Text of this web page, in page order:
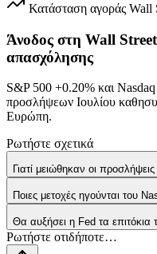
Κατάσταση αγοράς Wall
Άνοδος στη Wall
απασχόλησης
S&P 500 +0.20% και Nasdaq
προσλήψεων Ιουλίου
Ευρώπη.
Ρωτήστε σχετικά
Γιατί μειώθηκαν οι
Ποιες μετοχές ηγούνται του
Θα αυξήσει η Fed τα επιτόκια